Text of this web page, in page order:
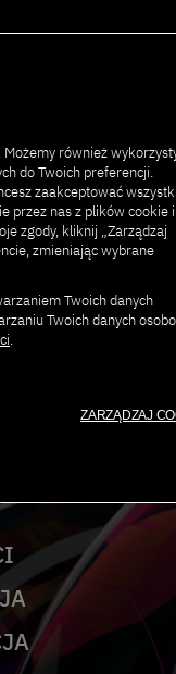
również
do Twoich preferencji.
zaakceptować
przez nas z plików cookie
zgody, kliknij „Zarządzaj
zmieniając wybrane
Twoich danych
Twoich danych
.
ZARZĄDZAJ